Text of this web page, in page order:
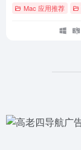
Mac 应用推荐